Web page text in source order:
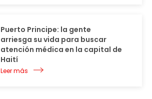
Puerto Principe: la gente
arriesga su vida para buscar
atención médica en la capital de
Haití
Leer más